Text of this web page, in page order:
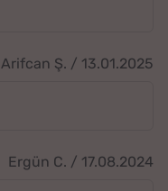
Arifcan Ş. / 13.01.2025
Ergün C. / 17.08.2024